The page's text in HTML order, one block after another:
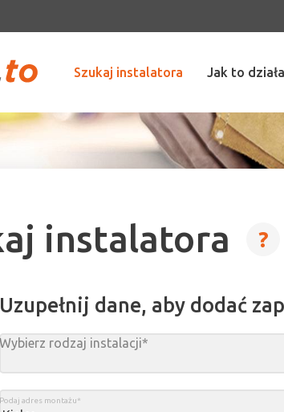
Szukaj instalatora Jak to działa
instalatora ?
Uzupełnij dane, aby dodać
Wybierz rodzaj instalacji*
Podaj adres montażu*